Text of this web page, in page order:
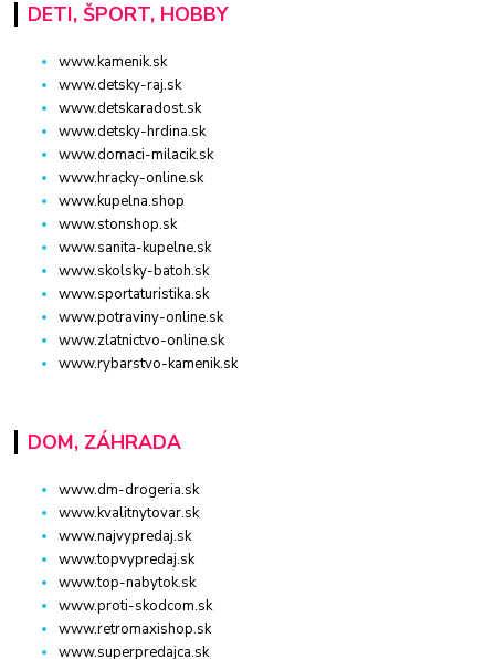
DETI, ŠPORT, HOBBY
www.kamenik.sk
www.detsky-raj.sk
www.detskaradost.sk
www.detsky-hrdina.sk
www.domaci-milacik.sk
www.hracky-online.sk
www.kupelna.shop
www.stonshop.sk
www.sanita-kupelne.sk
www.skolsky-batoh.sk
www.sportaturistika.sk
www.potraviny-online.sk
www.zlatnictvo-online.sk
www.rybarstvo-kamenik.sk
DOM, ZÁHRADA
www.dm-drogeria.sk
www.kvalitnytovar.sk
www.najvypredaj.sk
www.topvypredaj.sk
www.top-nabytok.sk
www.proti-skodcom.sk
www.retromaxishop.sk
www.superpredajca.sk